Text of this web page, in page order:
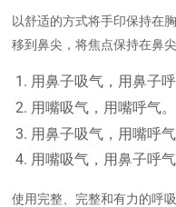
以舒适的方式将手印保持在
移到鼻尖，将焦点保持在鼻
用鼻子吸气，用鼻子呼
用嘴吸气，用嘴呼气。
用鼻子吸气，用嘴呼气
用嘴吸气，用鼻子呼气
使用完整、完整和有力的呼